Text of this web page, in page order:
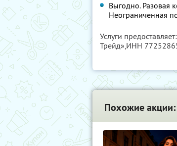
Выгодно. Разовая
Неограниченная
Услуги
Трейд»,ИНН
Похожие акции: